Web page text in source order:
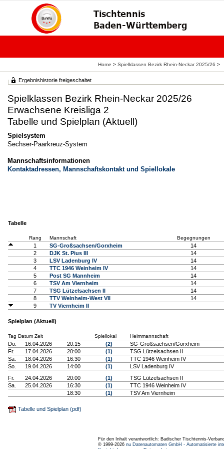
Home > Spielklassen Bezirk Rhein-Neckar 2025/26 >
Ergebnishistorie freigeschaltet
Spielklassen Bezirk Rhein-Neckar 2025/26
Erwachsene Kreisliga 2
Tabelle und Spielplan (Aktuell)
Spielsystem
Sechser-Paarkreuz-System
Mannschaftsinformationen
Kontaktadressen, Mannschaftskontakt und Spiellokale
Tabelle
Rang Mannschaft Begegnungen
1 SG-Großsachsen/Gorxheim
14
2
DJK St. Pius III
14
3
LSV Ladenburg IV
14
4
TTC 1946 Weinheim IV
14
5
Post SG Mannheim
14
6
TSV Am Viernheim
14
7
TSG Lützelsachsen II
14
8
TTV Weinheim-West VII
14
9
TV Viernheim II
Spielplan (Aktuell)
Tag Datum Zeit Spiellokal Heimmannschaft
Do. 16.04.2026 20:15 (2)
SG-Großsachsen/Gorxheim
Fr.
17.04.2026 20:00 (1)
TSG Lützelsachsen II
Sa.
18.04.2026 16:30 (1)
TTC 1946 Weinheim IV
So.
19.04.2026 14:00 (1)
LSV Ladenburg IV
Fr.
24.04.2026 20:00 (1)
TSG Lützelsachsen II
Sa.
25.04.2026 16:30 (1)
TTC 1946 Weinheim IV
18:30
(1) TSV Am Viernheim
Tabelle und Spielplan (pdf)
Für den Inhalt verantwortlich: Badischer Tischtennis-
© 1999-2026 nu Datenautomaten GmbH - Automatisierte